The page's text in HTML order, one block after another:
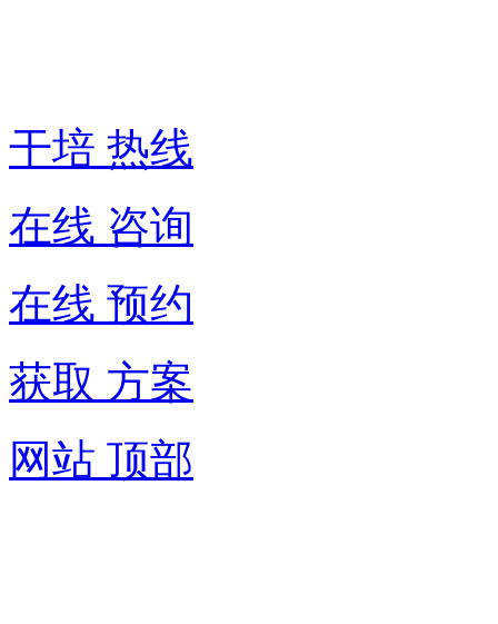
干培 热线
在线 咨询
在线 预约
获取 方案
网站 顶部